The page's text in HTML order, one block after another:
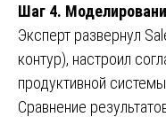
Шаг 4.
Эксперт развернул
контур), настроил
продуктивной
Сравнение